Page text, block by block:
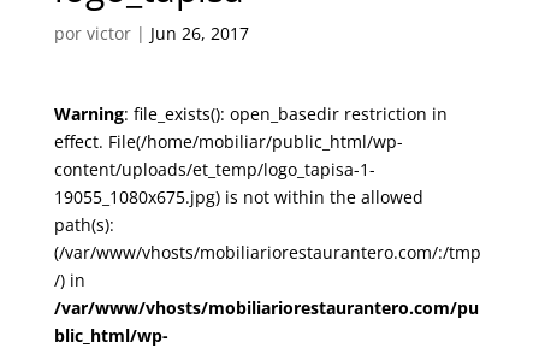
por victor| Jun 26, 2017
Warning: file_exists(): open_basedir restriction in
effect. File(/home/mobiliar/public_html/wp-
content/uploads/et_temp/logo_tapisa-1-
19055_1080x675.jpg) is not within the allowed
path(s):
(/var/www/vhosts/mobiliariorestaurantero.com/:/tmp
/) in
/var/www/vhosts/mobiliariorestaurantero.com/pu
blic_html/wp-